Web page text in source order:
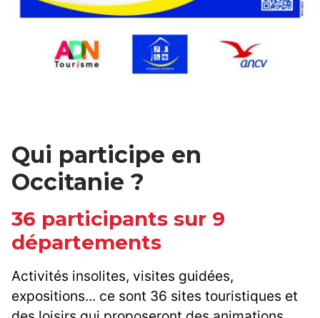
Qui participe en
Occitanie ?
36 participants sur 9
départements
Activités insolites, visites guidées,
expositions... ce sont 36 sites touristiques et